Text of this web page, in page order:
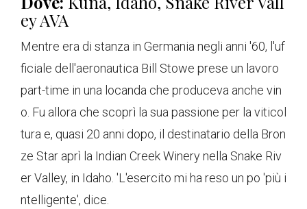
ey AVA
Mentre era di stanza in Germania negli anni '60, l'uf
ficiale dell'aeronautica Bill Stowe prese un lavoro
part-time in una locanda che produceva anche vin
o. Fu allora che scoprì la sua passione per la viticol
tura e, quasi 20 anni dopo, il destinatario della Bron
ze Star aprì la Indian Creek Winery nella Snake Riv
er Valley, in Idaho. 'L'esercito mi ha reso un po 'più i
ntelligente', dice.